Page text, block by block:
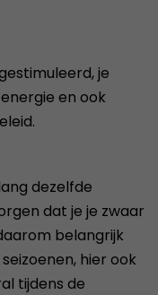
je
en ook
dezelfde
dat je je zwaar
belangrijk
hier ook
tijdens de